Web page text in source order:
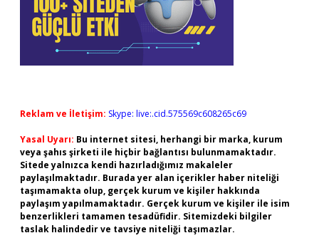
Reklam ve İletişim: Skype: live:.cid.575569c608265c69
Yasal Uyarı: Bu internet sitesi, herhangi bir marka, kurum
veya şahıs şirketi ile hiçbir bağlantısı bulunmamaktadır.
Sitede yalnızca kendi hazırladığımız makaleler
paylaşılmaktadır. Burada yer alan içerikler haber niteliği
taşımamakta olup, gerçek kurum ve kişiler hakkında
paylaşım yapılmamaktadır. Gerçek kurum ve kişiler ile isim
benzerlikleri tamamen tesadüfidir. Sitemizdeki bilgiler
taslak halindedir ve tavsiye niteliği taşımazlar.